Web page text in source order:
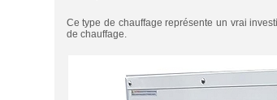
Ce type de chauffage représente un vrai
de chauffage.